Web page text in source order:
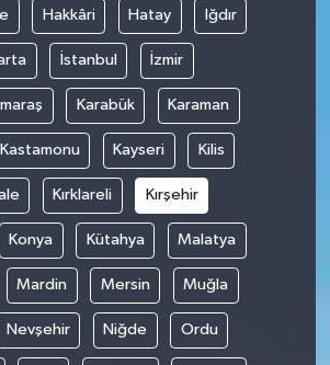
Hakkâri Hatay Iğdır
İstanbul İzmir
Karabük Karaman
Kastamonu Kayseri Kilis
Kırklareli Kırşehir
Konya Kütahya Malatya
Mardin Mersin Muğla
Nevşehir Niğde Ordu